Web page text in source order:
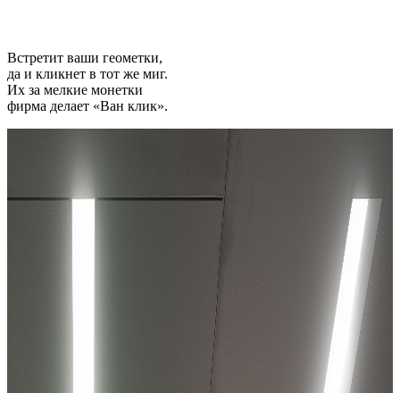
Встретит ваши геометки,
да и кликнет в тот же миг.
Их за мелкие монетки
фирма делает «Ван клик».